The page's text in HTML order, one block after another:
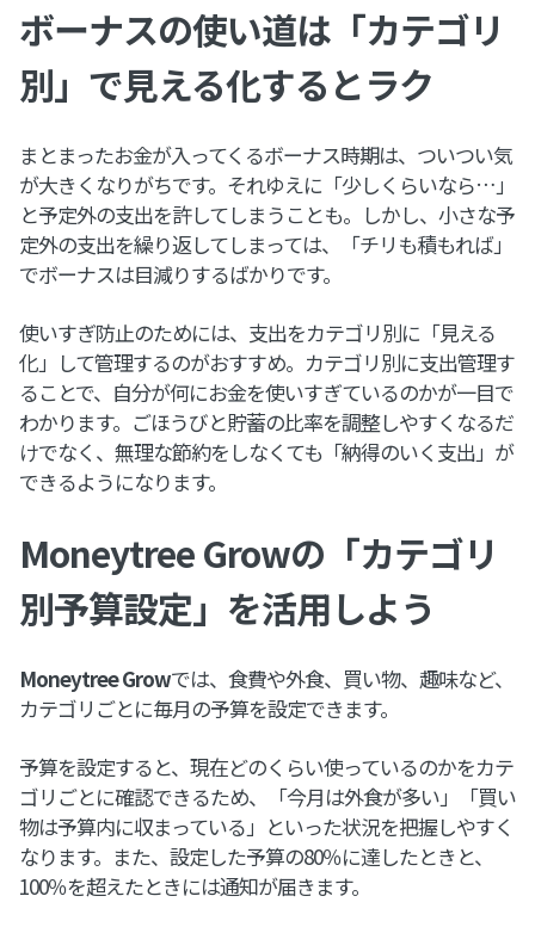
ボーナスの使い道は「カテゴリ
別」で見える化するとラク
まとまったお金が入ってくるボーナス時期は、ついつい気
が大きくなりがちです。それゆえに「少しくらいなら…」
と予定外の支出を許してしまうことも。しかし、小さな予
定外の支出を繰り返してしまっては、「チリも積もれば」
でボーナスは目減りするばかりです。
使いすぎ防止のためには、支出をカテゴリ別に「見える
化」して管理するのがおすすめ。カテゴリ別に支出管理す
ることで、自分が何にお金を使いすぎているのかが一目で
わかります。ごほうびと貯蓄の比率を調整しやすくなるだ
けでなく、無理な節約をしなくても「納得のいく支出」が
できるようになります。
Moneytree Growの「カテゴリ
別予算設定」を活用しよう
Moneytree Growでは、食費や外食、買い物、趣味など、
カテゴリごとに毎月の予算を設定できます。
予算を設定すると、現在どのくらい使っているのかをカテ
ゴリごとに確認できるため、「今月は外食が多い」「買い
物は予算内に収まっている」といった状況を把握しやすく
なります。また、設定した予算の80％に達したときと、
100％を超えたときには通知が届きます。